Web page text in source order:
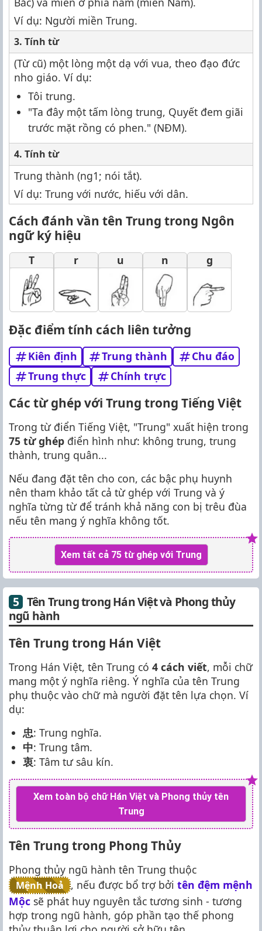
Ví dụ: Người miền Trung.
3. Tính từ
(Từ cũ) một lòng một dạ với vua, theo đạo đức
nho giáo. Ví dụ:
Tôi trung.
"Ta đây một tấm lòng trung, Quyết đem giãi
trước mặt rồng có phen." (NĐM).
4. Tính từ
Trung thành (ng1; nói tắt).
Ví dụ: Trung với nước, hiếu với dân.
Cách đánh vần tên Trung trong Ngôn
ngữ ký hiệu
T r u n g
Đặc điểm tính cách liên tưởng
Kiên định Trung thành
Chu đáo
Trung thực
Chính trực
Các từ ghép với Trung trong Tiếng Việt
Trong từ điển Tiếng Việt, "Trung" xuất hiện trong
75 từ ghép điển hình như: không trung, trung
thành, trung quân...
Nếu đang đặt tên cho con, các bậc phụ huynh
nên tham khảo tất cả từ ghép với Trung và ý
nghĩa từng từ để tránh khả năng con bị trêu đùa
nếu tên mang ý nghĩa không tốt.
Xem tất cả 75 từ ghép với Trung
Tên Trung trong Hán Việt và Phong thủy
ngũ hành
Tên Trung trong Hán Việt
Trong Hán Việt, tên Trung có 4 cách viết, mỗi chữ
mang một ý nghĩa riêng. Ý nghĩa của tên Trung
phụ thuộc vào chữ mà người đặt tên lựa chọn. Ví
dụ:
忠: Trung nghĩa.
中: Trung tâm.
衷: Tâm tư sâu kín.
Xem toàn bộ chữ Hán Việt và Phong thủy tên
Trung
Tên Trung trong Phong Thủy
Phong thủy ngũ hành tên Trung thuộc
Mệnh Hoả , nếu được bổ trợ bởi tên đệm mệnh
Mộc sẽ phát huy nguyên tắc tương sinh - tương
hợp trong ngũ hành, góp phần tạo thế phong